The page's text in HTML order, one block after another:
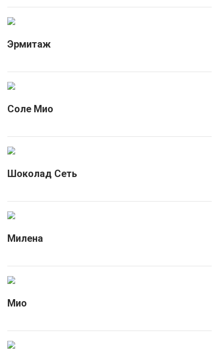
Эрмитаж
Соле Мио
Шоколад Сеть
Милена
Мио